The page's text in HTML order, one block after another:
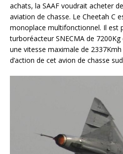
achats, la SAAF voudrait acheter
aviation de chasse. Le Cheetah C
monoplace multifonctionnel. Il est
turboréacteur SNECMA de
une vitesse maximale de
d’action de cet avion de chasse